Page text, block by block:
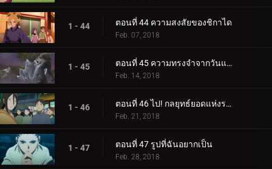
1 - 44 ตอนที่ 44 ความสงสัยของชิกาได
Feb. 07, 2018
1 - 45 ตอนที่ 45 ความทรงจำจากวันแห่งหิมะ
Feb. 14, 2018
1 - 46 ตอนที่ 46 ไป! กลยุทธ์ยอดแห่งราตรี
Feb. 21, 2018
1 - 47 ตอนที่ 47 รูปที่ฉันอยากเป็น
Feb. 28, 2018